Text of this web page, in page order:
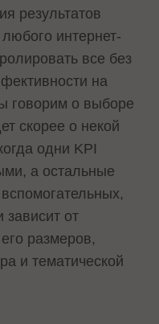
результатов
интернет-
все без
на
говорим о выборе
скорее о некой
одни KPI
а остальные
зависит от
размеров,
и тематической